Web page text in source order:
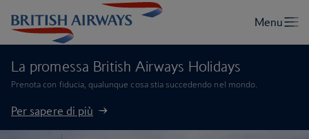
La promessa British Airways Holidays
Prenota con fiducia, qualunque cosa stia succedendo nel mondo.
Per sapere di più